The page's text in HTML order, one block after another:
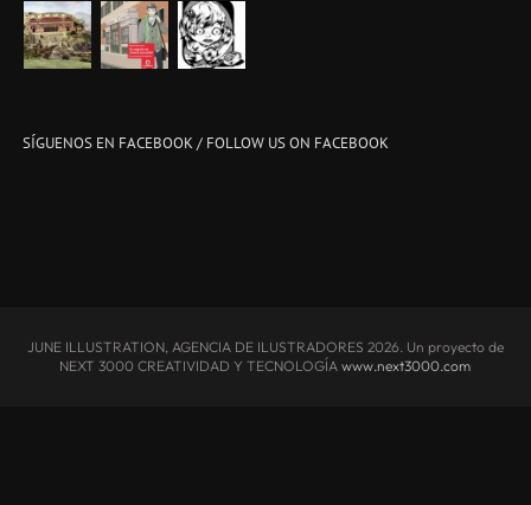
SÍGUENOS EN FACEBOOK / FOLLOW US ON FACEBOOK
JUNE ILLUSTRATION, AGENCIA DE ILUSTRADORES 2026. Un proyecto de
NEXT 3000 CREATIVIDAD Y TECNOLOGÍAwww.next3000.com